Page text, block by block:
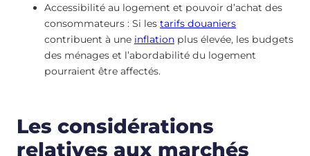
Accessibilité au logement et pouvoir d’achat des
consommateurs : Si les tarifs douaniers
contribuent à une inflation plus élevée, les budgets
des ménages et l’abordabilité du logement
pourraient être affectés.
Les considérations
relatives aux marchés